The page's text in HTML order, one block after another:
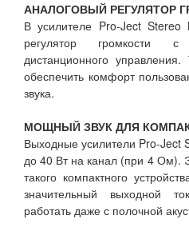
АНАЛОГОВЫЙ РЕГУЛЯТОР
В усилителе Pro-Ject Stereo
регулятор громкости с
дистанционного
обеспечить комфорт
звука.
МОЩНЫЙ ЗВУК ДЛЯ
Выходные усилители Pro-Ject
до 40 Вт на канал (при 4 Ом).
такого компактного
значительный выходной
работать даже с полочной